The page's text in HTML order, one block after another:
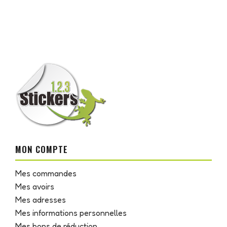
MON COMPTE
Mes commandes
Mes avoirs
Mes adresses
Mes informations personnelles